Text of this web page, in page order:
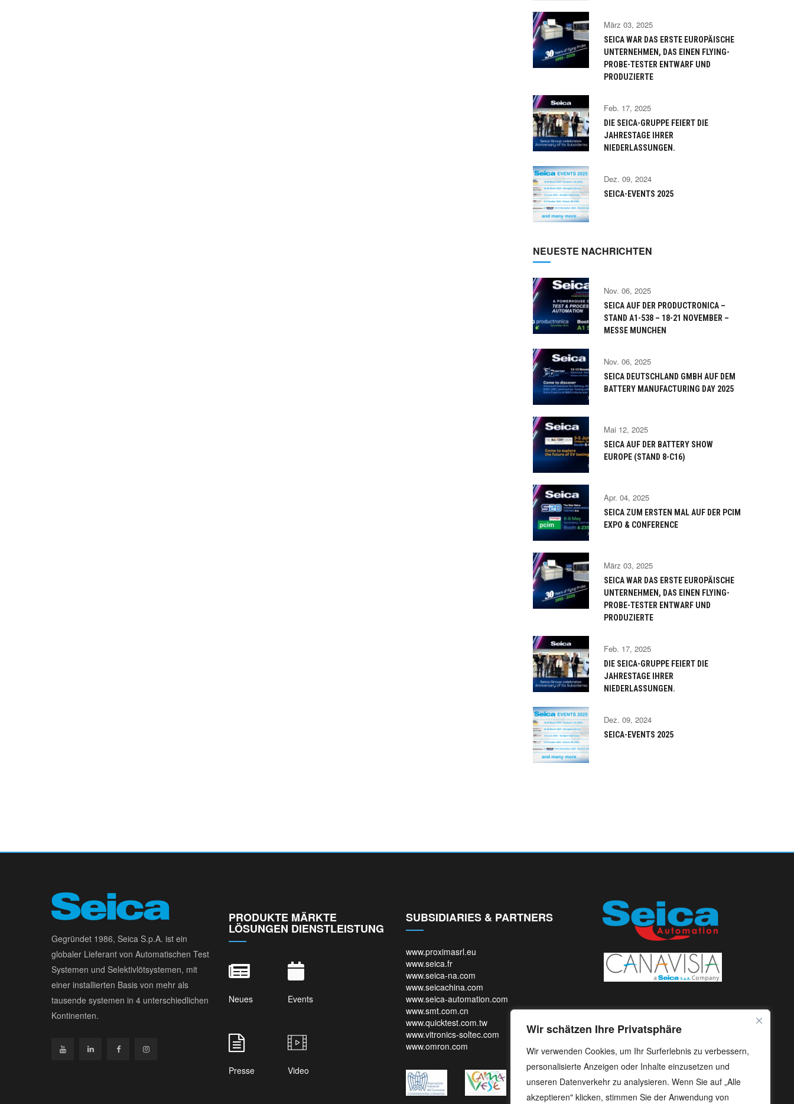
Wir schätzen Ihre Privatsphäre
Wir verwenden Cookies, um Ihr Surferlebnis zu verbessern,
personalisierte Anzeigen oder Inhalte einzusetzen und
unseren Datenverkehr zu analysieren. Wenn Sie auf „Alle
akzeptieren" klicken, stimmen Sie der Anwendung von
März 03, 2025
SEICA WAR DAS ERSTE EUROPÄISCHE
UNTERNEHMEN, DAS EINEN FLYING-
PROBE-TESTER ENTWARF UND
PRODUZIERTE
Feb. 17, 2025
DIE SEICA-GRUPPE FEIERT DIE
JAHRESTAGE IHRER
NIEDERLASSUNGEN.
Dez. 09, 2024
SEICA-EVENTS 2025
NEUESTE NACHRICHTEN
Nov. 06, 2025
SEICA AUF DER PRODUCTRONICA –
STAND A1-538 – 18-21 NOVEMBER –
MESSE MUNCHEN
Nov. 06, 2025
SEICA DEUTSCHLAND GMBH AUF DEM
BATTERY MANUFACTURING DAY 2025
Mai 12, 2025
SEICA AUF DER BATTERY SHOW
EUROPE (STAND 8-C16)
Apr. 04, 2025
SEICA ZUM ERSTEN MAL AUF DER PCIM
EXPO & CONFERENCE
März 03, 2025
SEICA WAR DAS ERSTE EUROPÄISCHE
UNTERNEHMEN, DAS EINEN FLYING-
PROBE-TESTER ENTWARF UND
PRODUZIERTE
Feb. 17, 2025
DIE SEICA-GRUPPE FEIERT DIE
JAHRESTAGE IHRER
NIEDERLASSUNGEN.
Dez. 09, 2024
SEICA-EVENTS 2025
Gegründet 1986, Seica S.p.A. ist ein
globaler Lieferant von Automatischen Test
Systemen und Selektivlötsystemen, mit
einer installierten Basis von mehr als
tausende systemen in 4 unterschiedlichen
Kontinenten.
PRODUKTE MÄRKTE
LÖSUNGEN DIENSTLEISTUNG
Neues Events
Presse Video
SUBSIDIARIES & PARTNERS
www.proximasrl.eu
www.seica.fr
www.seica-na.com
www.seicachina.com
www.seica-automation.com
www.smt.com.cn
www.quicktest.com.tw
www.vitronics-soltec.com
www.omron.com